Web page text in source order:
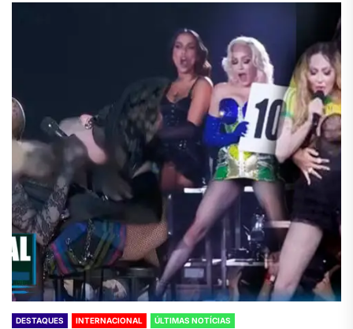
DESTAQUES INTERNACIONAL ÚLTIMAS NOTÍCIAS